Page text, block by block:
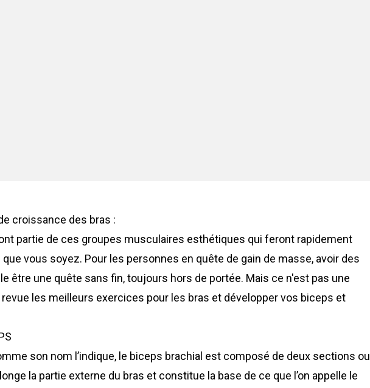
croissance des bras :
partie de ces groupes musculaires esthétiques qui feront rapidement
vous soyez. Pour les personnes en quête de gain de masse, avoir des
être une quête sans fin, toujours hors de portée. Mais ce n'est pas une
les meilleurs exercices pour les bras et développer vos biceps et
son nom l’indique, le biceps brachial est composé de deux sections ou
la partie externe du bras et constitue la base de ce que l’on appelle le